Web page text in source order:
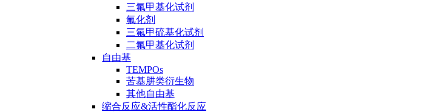
三氟甲基化试剂
氟化剂
三氟甲硫基化试剂
二氟甲基化试剂
自由基
TEMPOs
苦基肼类衍生物
其他自由基
缩合反应&活性酯化反应